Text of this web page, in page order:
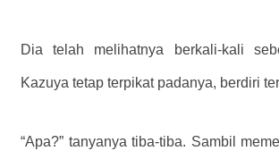
Dia telah melihatnya berkali-kali
Kazuya tetap terpikat padanya, berdiri
“Apa?” tanyanya tiba-tiba. Sambil